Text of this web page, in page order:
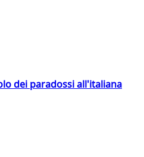
dei paradossi all'italiana